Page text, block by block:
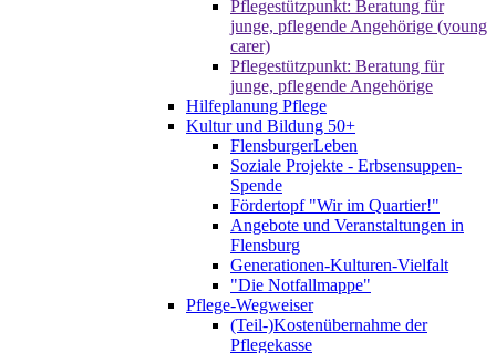
Pflegestützpunkt: Beratung für
junge, pflegende Angehörige (young
carer)
Pflegestützpunkt: Beratung für
junge, pflegende Angehörige
Hilfeplanung Pflege
Kultur und Bildung 50+
FlensburgerLeben
Soziale Projekte - Erbsensuppen-
Spende
Fördertopf "Wir im Quartier!"
Angebote und Veranstaltungen in
Flensburg
Generationen-Kulturen-Vielfalt
"Die Notfallmappe"
Pflege-Wegweiser
(Teil-)Kostenübernahme der
Pflegekasse